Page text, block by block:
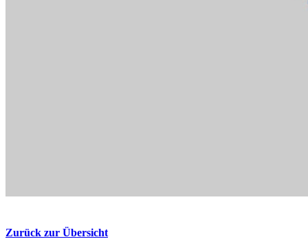
Zurück zur Übersicht